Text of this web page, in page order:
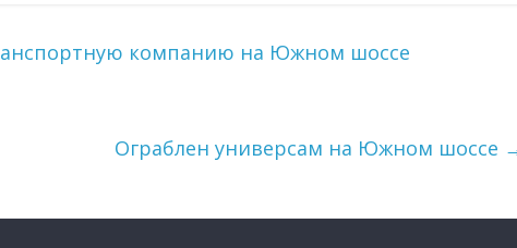
компанию на Южном шоссе
Ограблен универсам на Южном шоссе